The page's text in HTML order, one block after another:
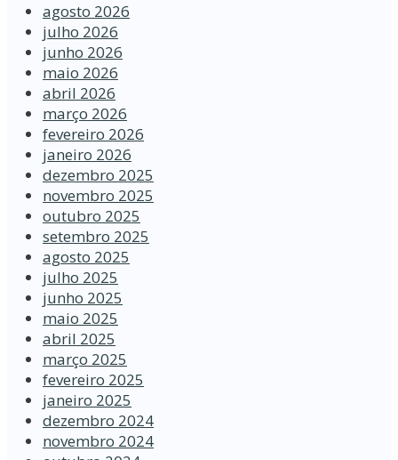
agosto 2026
julho 2026
junho 2026
maio 2026
abril 2026
março 2026
fevereiro 2026
janeiro 2026
dezembro 2025
novembro 2025
outubro 2025
setembro 2025
agosto 2025
julho 2025
junho 2025
maio 2025
abril 2025
março 2025
fevereiro 2025
janeiro 2025
dezembro 2024
novembro 2024